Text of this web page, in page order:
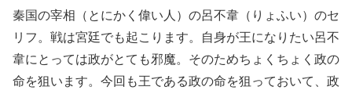
秦国の宰相（とにかく偉い人）の呂不韋（りょふい）のセ
リフ。戦は宮廷でも起こります。自身が王になりたい呂不
韋にとっては政がとても邪魔。そのためちょくちょく政の
命を狙います。今回も王である政の命を狙っておいて、政